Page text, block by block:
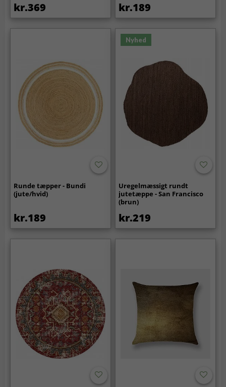
kr.369 kr.189
Runde tæpper - Bundi
(jute/hvid)
kr.189
Nyhed
Uregelmæssigt rundt
jutetæppe - San Francisco
(brun)
kr.219